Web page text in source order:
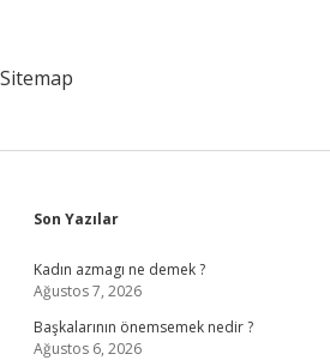
Sitemap
Sidebar
Son Yazılar
Kadın azmagı ne demek ?
Ağustos 7, 2026
Başkalarının önemsemek nedir ?
Ağustos 6, 2026